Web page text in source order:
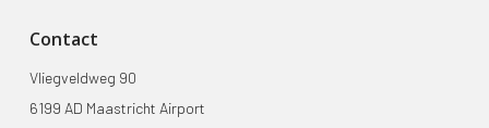
Contact
Vliegveldweg 90
6199 AD Maastricht Airport